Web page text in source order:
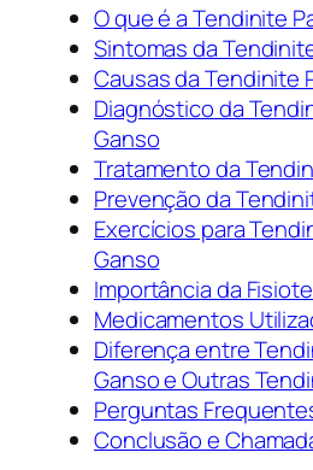
O que é a Tendinite
Sintomas da
Causas da Tendinite
Diagnóstico da
Ganso
Tratamento da
Prevenção da
Exercícios para
Ganso
Importância da
Medicamentos
Diferença entre
Ganso e Outras
Perguntas
Conclusão e